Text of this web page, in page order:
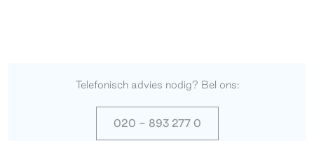
Telefonisch advies nodig? Bel ons:
020 - 893 277 0